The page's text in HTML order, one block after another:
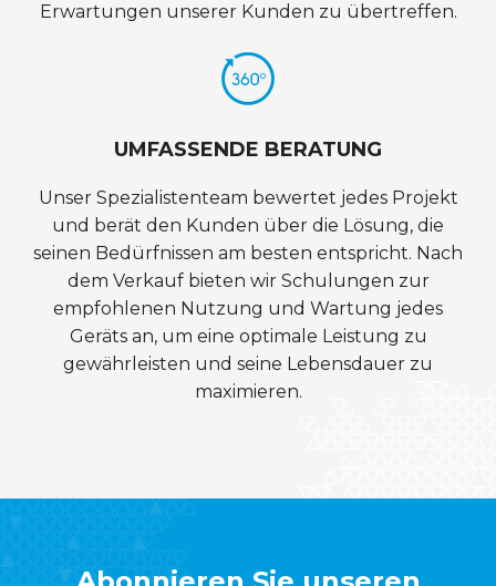
Erwartungen unserer Kunden zu übertreffen.
UMFASSENDE BERATUNG
Unser Spezialistenteam bewertet jedes Projekt
und berät den Kunden über die Lösung, die
seinen Bedürfnissen am besten entspricht. Nach
dem Verkauf bieten wir Schulungen zur
empfohlenen Nutzung und Wartung jedes
Geräts an, um eine optimale Leistung zu
gewährleisten und seine Lebensdauer zu
maximieren.